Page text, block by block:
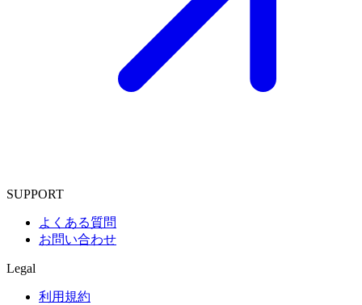
SUPPORT
よくある質問
お問い合わせ
Legal
利用規約